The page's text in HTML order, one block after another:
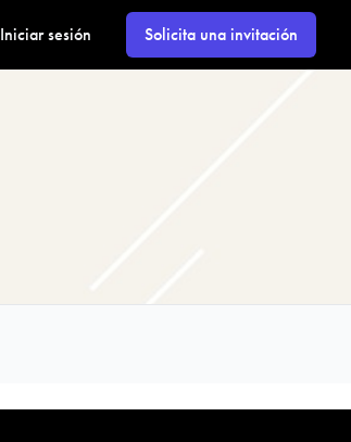
Iniciar sesión Solicita una invitación